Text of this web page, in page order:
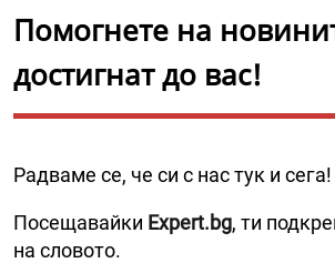
Помогнете на
достигнат до вас!
Радваме се, че си с нас тук и сега!
Посещавайки Expert.bg, ти
на словото.